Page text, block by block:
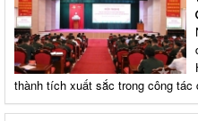
thành tích xuất sắc trong công tác